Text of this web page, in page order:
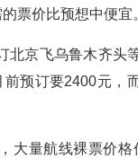
票价比预想中便宜
北京飞乌鲁木齐头
预订要2400元，
大量航线裸票价